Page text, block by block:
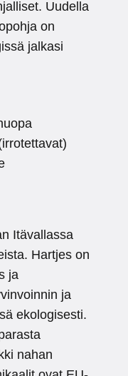
Uudella
on
jalkasi
Itävallassa
Hartjes on
ja
ja
ekologisesti.
nahan